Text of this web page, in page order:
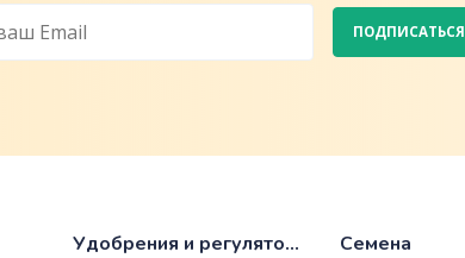
ПОДПИСАТЬСЯ
Удобрения и регуляторы роста Семена